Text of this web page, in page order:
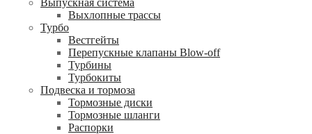
Выхлопные трассы
Турбо
Вестгейты
Перепускные клапаны Blow-off
Турбины
Турбокиты
Подвеска и тормоза
Тормозные диски
Тормозные шланги
Распорки